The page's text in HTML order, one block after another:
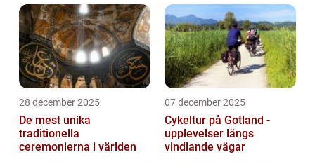
28 december 2025
De mest unika
traditionella
ceremonierna i världen
07 december 2025
Cykeltur på Gotland -
upplevelser längs
vindlande vägar